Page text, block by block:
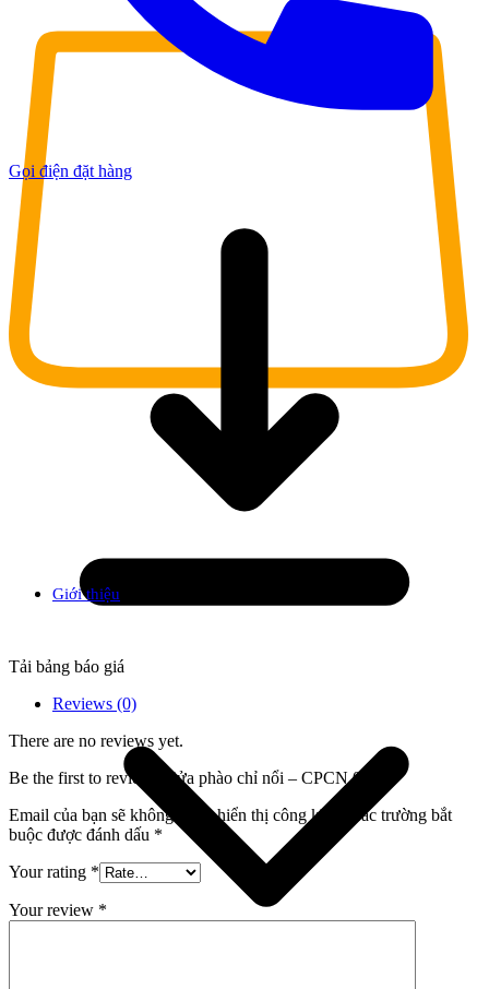
Giới thiệu
Gọi điện đặt hàng
Tải bảng báo giá
Reviews (0)
There are no reviews yet.
Be the first to review “Cửa phào chỉ nổi – CPCN.09”
Email của bạn sẽ không được hiển thị công khai.
Các trường bắt
buộc được đánh dấu *
Your rating *
Your review *